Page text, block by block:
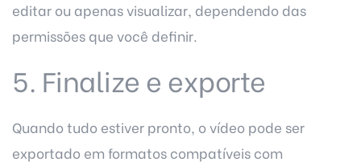
editar ou apenas visualizar, dependendo das
permissões que você definir.
5. Finalize e exporte
Quando tudo estiver pronto, o vídeo pode ser
exportado em formatos compatíveis com